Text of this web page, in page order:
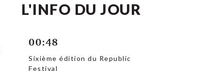
L'INFO DU JOUR
00:48
Sixième édition du Republic
Festival